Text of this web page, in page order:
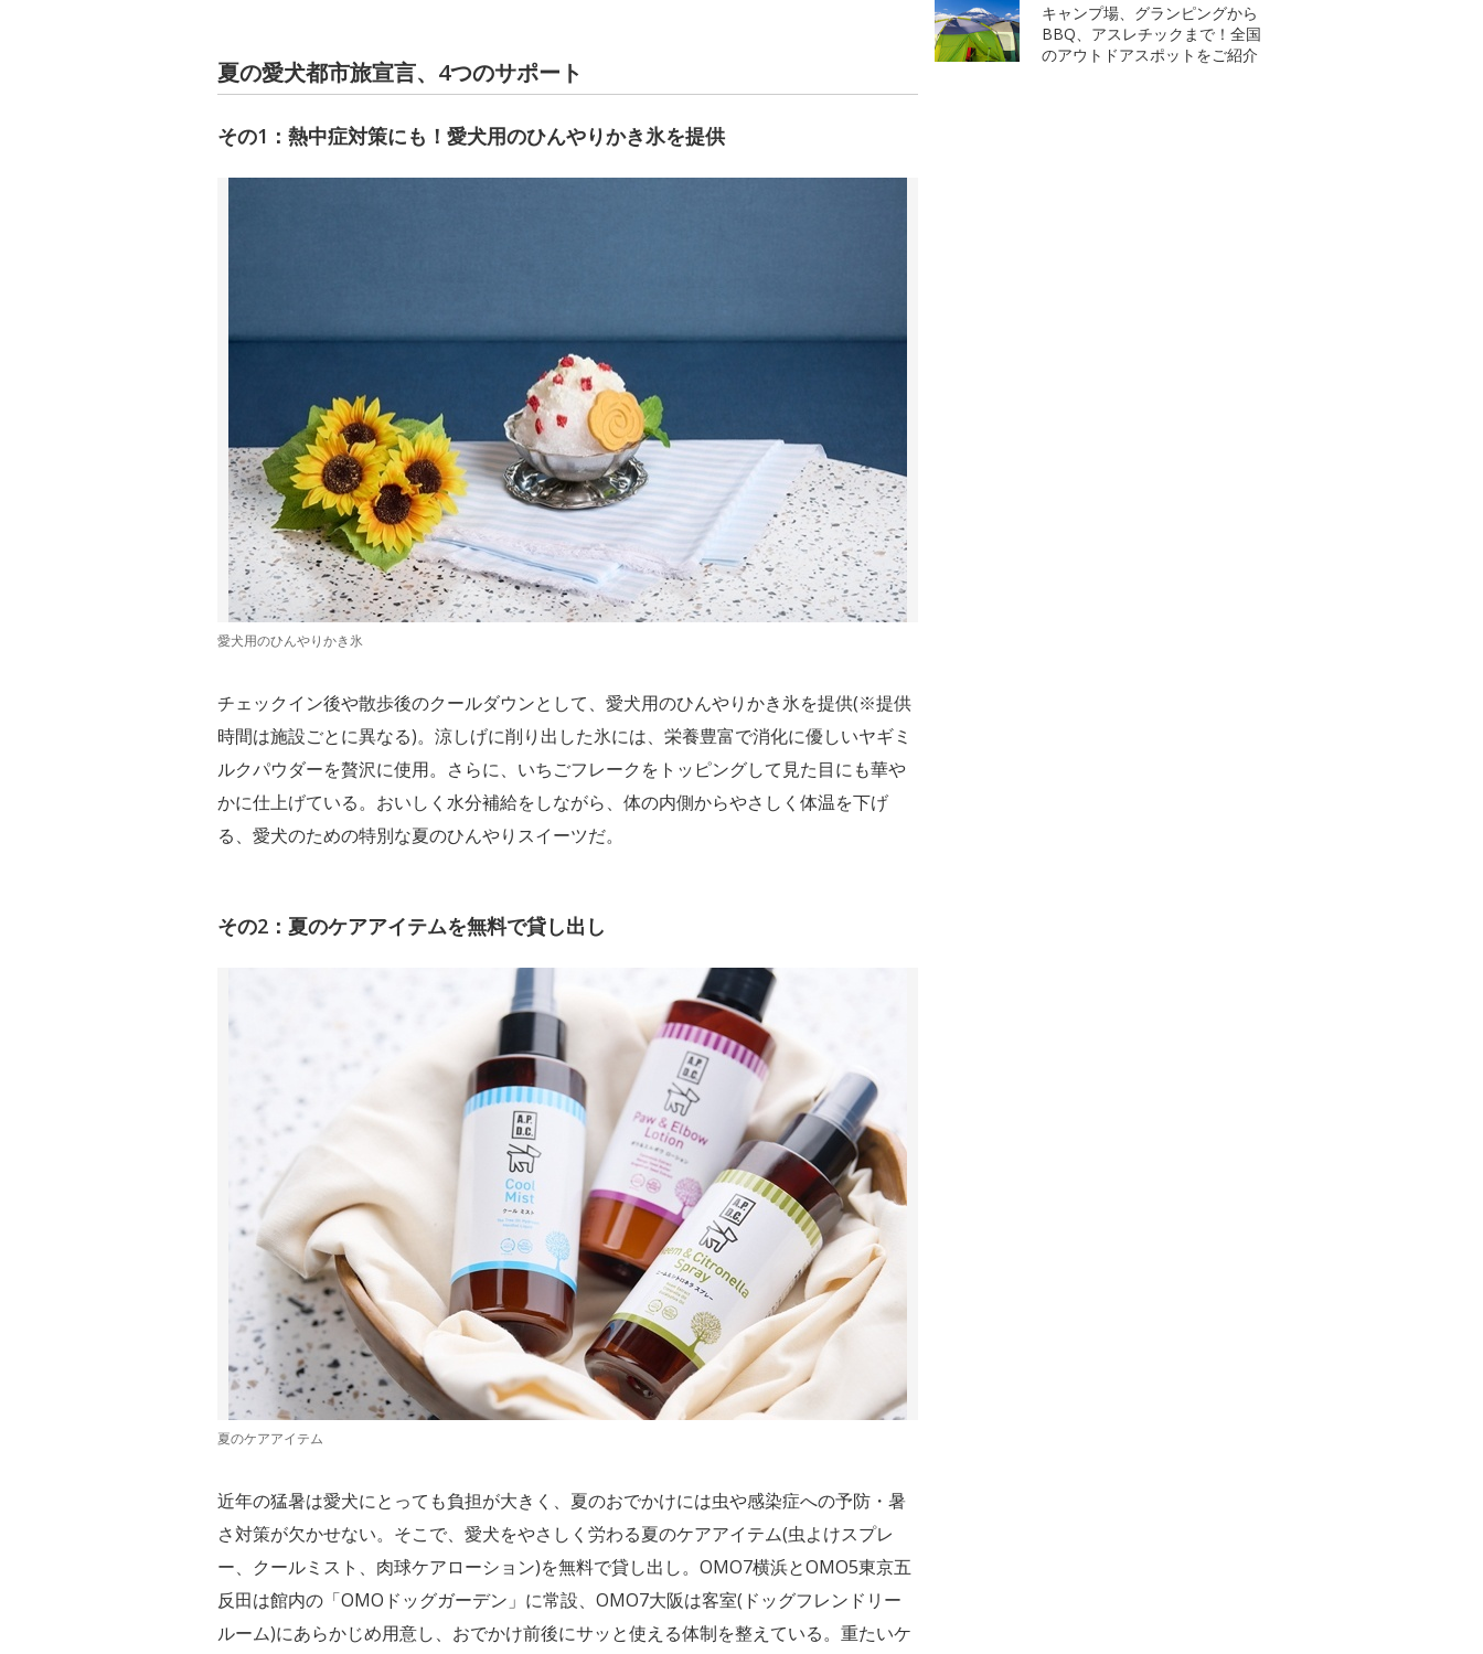
夏の愛犬都市旅宣言、4つのサポート
その1：熱中症対策にも！愛犬用のひんやりかき氷を提供
愛犬用のひんやりかき氷
チェックイン後や散歩後のクールダウンとして、愛犬用のひんやりかき氷を提供(※提供
時間は施設ごとに異なる)。涼しげに削り出した氷には、栄養豊富で消化に優しいヤギミ
ルクパウダーを贅沢に使用。さらに、いちごフレークをトッピングして見た目にも華や
かに仕上げている。おいしく水分補給をしながら、体の内側からやさしく体温を下げ
る、愛犬のための特別な夏のひんやりスイーツだ。
その2：夏のケアアイテムを無料で貸し出し
夏のケアアイテム
近年の猛暑は愛犬にとっても負担が大きく、夏のおでかけには虫や感染症への予防・暑
さ対策が欠かせない。そこで、愛犬をやさしく労わる夏のケアアイテム(虫よけスプレ
ー、クールミスト、肉球ケアローション)を無料で貸し出し。OMO7横浜とOMO5東京五
反田は館内の「OMOドッグガーデン」に常設、OMO7大阪は客室(ドッグフレンドリー
ルーム)にあらかじめ用意し、おでかけ前後にサッと使える体制を整えている。重たいケ
キャンプ場、グランピングから
BBQ、アスレチックまで！全国
のアウトドアスポットをご紹介